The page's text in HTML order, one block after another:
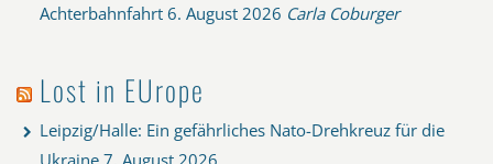
Achterbahnfahrt 6. August 2026 Carla Coburger
Lost in EUrope
Leipzig/Halle: Ein gefährliches Nato-Drehkreuz für die
Ukraine 7. August 2026